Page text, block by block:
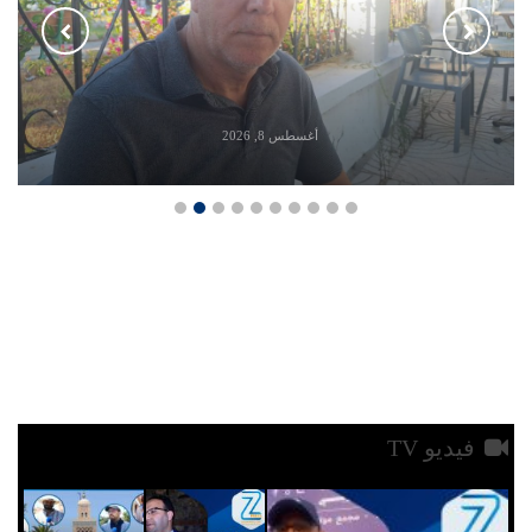
حقيقة رسوم التوقيت
الميسر: مجانية التعليم
الجامعي لم…
أغسطس 8, 2026
فيديو TV